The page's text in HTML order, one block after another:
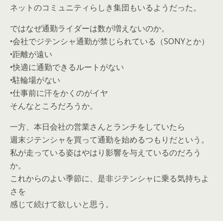
ネットのコミュニティらしき集団もいるようだった。
ではなぜ通勤ライダーは数が増えないのか。
•会社でジテンシャ通勤が禁じられている（SONYとか）
•距離が遠い
•快適に通勤できるルートがない
•駐輪場がない
•仕事前に汗をかくのがイヤ
そんなところだろうか。
一方、本日会社の営業さんとランチをしていたら
週末ジテンシャを買って通勤を始めるつもりだという。
私が走っている姿はやはり影響を与えているのだろう
か。
これからのよい季節に、是非ジテンシャに乗る気持ちよ
さを
感じて続けて欲しいと思う。